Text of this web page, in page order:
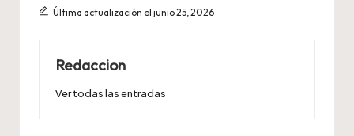
Última actualización el junio 25, 2026
Redaccion
Ver todas las entradas